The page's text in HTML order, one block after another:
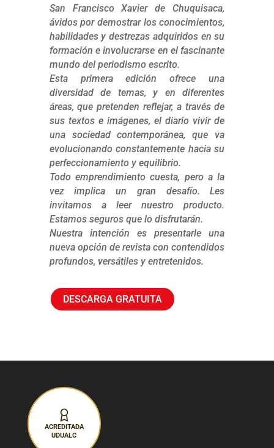
San Francisco Xavier de Chuquisaca,
ávidos por demostrar los conocimientos,
habilidades y destrezas adquiridos en su
formación e involucrarse en el fascinante
mundo del periodismo escrito.
Esta primera edición ofrece una
diversidad de temas, y en diferentes
áreas, que pretenden reflejar, a través de
sus textos e imágenes, el diario vivir de
una sociedad contemporánea, que va
evolucionando constantemente hacia su
perfeccionamiento y equilibrio.
Todo emprendimiento cuesta, pero a la
vez implica un gran desafío. Les
invitamos a leer nuestro producto.
Estamos seguros que lo disfrutarán.
Nuestra intención es presentarle una
nueva opción de revista con contendidos
profundos, versátiles y entretenidos.
DESCARGA GRATUITA
ACREDITADA
UDUALC